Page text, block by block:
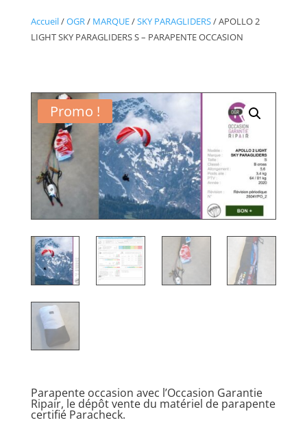
Accueil/OGR/ MARQUE/SKY PARAGLIDERS/ APOLLO 2
LIGHT SKY PARAGLIDERS S – PARAPENTE OCCASION
Promo !
Parapente occasion avec l’Occasion Garantie
Ripair, le dépôt vente du matériel de parapente
certifié Paracheck.